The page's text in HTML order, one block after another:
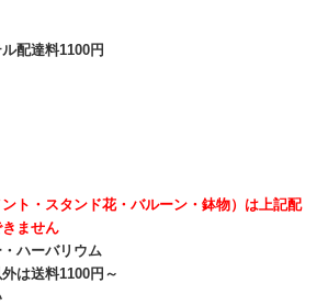
配達料1100円
ト・スタンド花・バルーン・鉢物）は上記配
ません
ハーバリウム
は送料1100円～